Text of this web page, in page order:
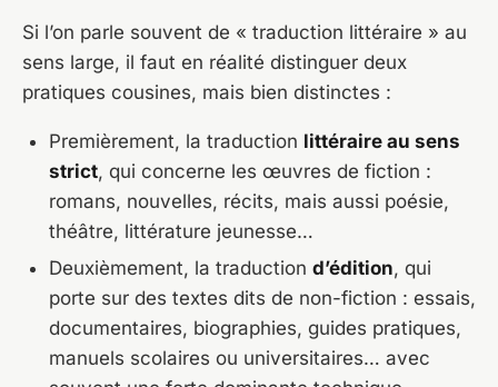
Si l’on parle souvent de « traduction littéraire » au
sens large, il faut en réalité distinguer deux
pratiques cousines, mais bien distinctes :
Premièrement, la traduction littéraire au sens
strict, qui concerne les œuvres de fiction :
romans, nouvelles, récits, mais aussi poésie,
théâtre, littérature jeunesse…
Deuxièmement, la traduction d’édition, qui
porte sur des textes dits de non-fiction : essais,
documentaires, biographies, guides pratiques,
manuels scolaires ou universitaires… avec